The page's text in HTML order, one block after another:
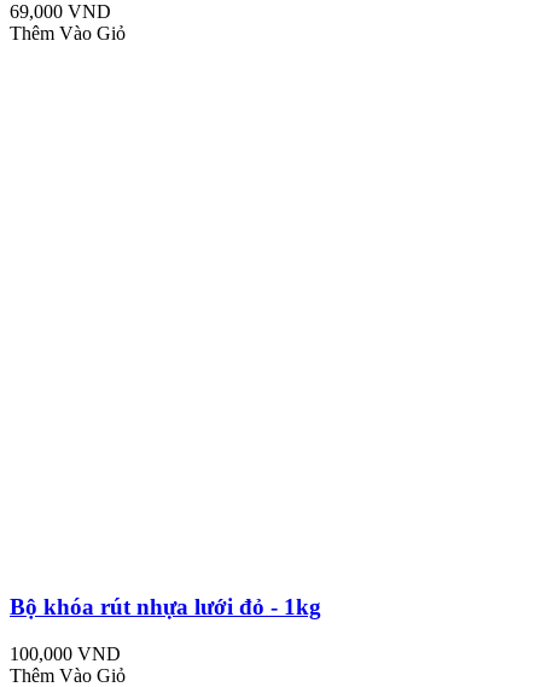
69,000 VND
Thêm Vào Giỏ
Bộ khóa rút nhựa lưới đỏ - 1kg
100,000 VND
Thêm Vào Giỏ